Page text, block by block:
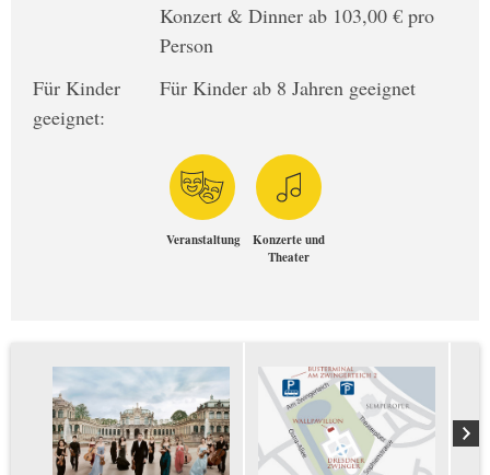
Konzert & Dinner ab 103,00 € pro
Person
Für Kinder
geeignet:
Für Kinder ab 8 Jahren geeignet
Veranstaltung
Konzerte und
Theater